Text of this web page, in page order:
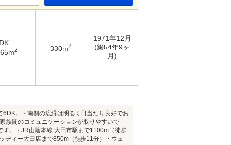
2 330m2
1971年12月
(築54年9ヶ
月)
6DK。・南側の広縁は明るく日当たり良好でお
族間のコミュニケーションが取りやすいで
。・JR山陰本線 大田市駅まで1100m（徒歩
ディー大田店まで850m（徒歩11分）・ウェ